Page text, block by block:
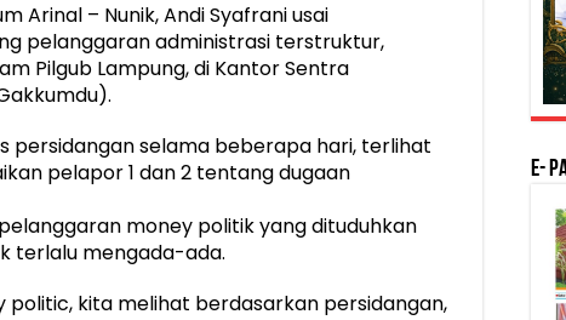
Arinal – Nunik, Andi Syafrani usai
pelanggaran administrasi terstruktur,
Pilgub Lampung, di Kantor Sentra
persidangan selama beberapa hari, terlihat
pelapor 1 dan 2 tentang dugaan
money politik yang dituduhkan
terlalu mengada-ada.
politic, kita melihat berdasarkan persidangan,
E-